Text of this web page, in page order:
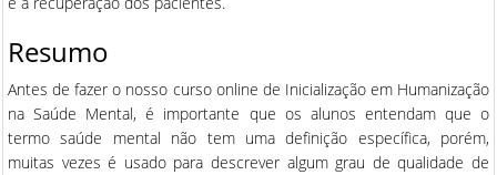
Resumo
Antes de fazer o nosso curso online de Inicialização em Humanização
na Saúde Mental, é importante que os alunos entendam que o
termo saúde mental não tem uma definição específica, porém,
muitas vezes é usado para descrever algum grau de qualidade de